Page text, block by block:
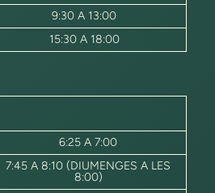
9:30 A 13:00
15:30 A 18:00
6:25 A 7:00
7:45 A 8:10 (DIUMENGES A LES
8:00)